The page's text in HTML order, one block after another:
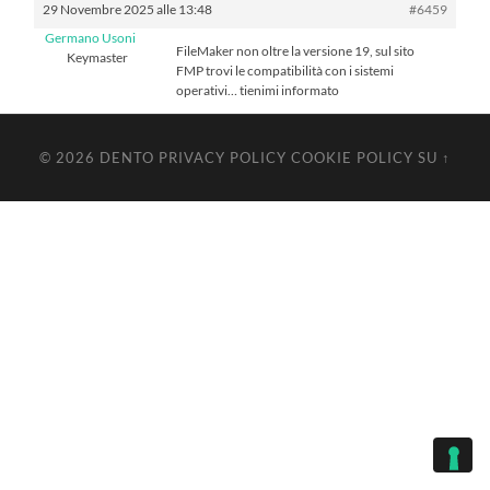
29 Novembre 2025 alle 13:48
#6459
Germano Usoni
Keymaster
FileMaker non oltre la versione 19, sul sito
FMP trovi le compatibilità con i sistemi
operativi… tienimi informato
© 2026 DENTO PRIVACY POLICY COOKIE POLICY SU ↑